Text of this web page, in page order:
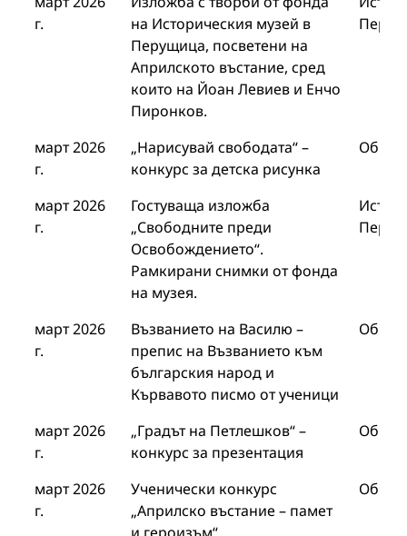
г.
на Историческия музей в
Перущица, посветени на
Априлското въстание, сред
които на Йоан Левиев и Енчо
Пиронков.
март 2026
г.
„Нарисувай свободата“ –
конкурс за детска рисунка
март 2026
г.
Гостуваща изложба
„Свободните преди
Освобождението“.
Рамкирани снимки от фонда
на музея.
март 2026
г.
Възванието на Василю –
препис на Възванието към
българския народ и
Кървавото писмо от ученици
март 2026
г.
„Градът на Петлешков“ –
конкурс за презентация
март 2026
г.
Ученически конкурс
„Априлско въстание – памет